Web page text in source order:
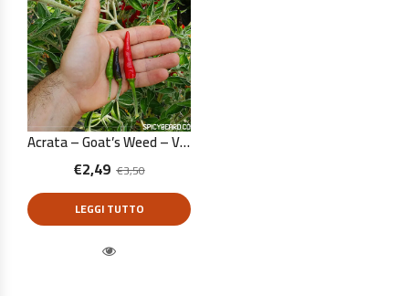
Acrata – Goat’s Weed – Viagra Natural – Capsicum Annuum – 10 Semi Puri
€3,50
€2,49
LEGGI TUTTO